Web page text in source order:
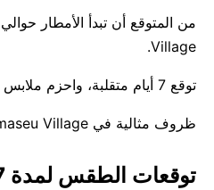
Village.
توقع 7 أيام متقلبة، واحزم ملابس للمطر حوالي Monday. للمعلومية، أعلى درجة حرارة قياسية لهذا التاريخ في Tumaseu Village هي 30°C.
ظروف مثالية في Tumaseu Village اليوم — اخرج واستمتع بها.
توقعات الطقس لمدة 7 يوم لـ Tumaseu Village، توفالو 🇹🇻